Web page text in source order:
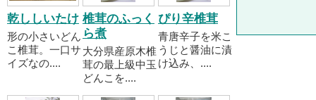
乾ししいたけ
形の小さいどん
こ椎茸。一口サ
イズなの....
椎茸のふっく
ら煮
大分県産原木椎
茸の最上級中玉
どんこを....
ぴり辛椎茸
青唐辛子を米こ
うじと醤油に漬
け込み、....